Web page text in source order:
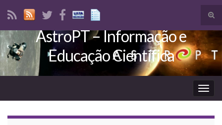
Search for:
AstroPT – Informação e
Educação Científica